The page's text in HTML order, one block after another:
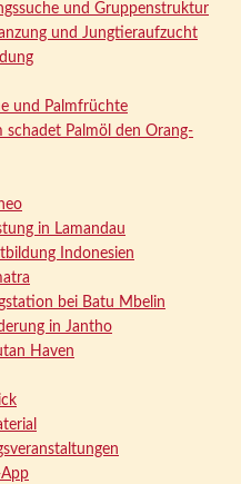
und Gruppenstruktur
und Jungtieraufzucht
und Palmfrüchte
schadet Palmöl den Orang-
in Lamandau
Indonesien
bei Batu Mbelin
in Jantho
Haven